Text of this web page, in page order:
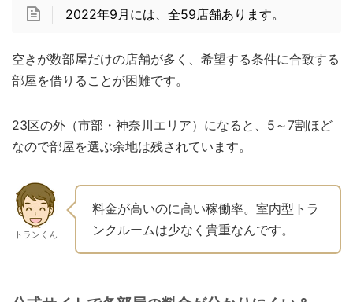
2022年9月には、全59店舗あります。
空きが数部屋だけの店舗が多く、希望する条件に合致する
部屋を借りることが困難です。
23区の外（市部・神奈川エリア）になると、5～7割ほど
なので部屋を選ぶ余地は残されています。
トランくん
料金が高いのに高い稼働率。室内型トラ
ンクルームは少なく貴重なんです。